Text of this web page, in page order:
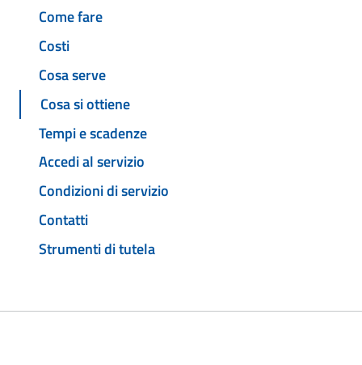
Come fare
Costi
Cosa serve
Cosa si ottiene
Tempi e scadenze
Accedi al servizio
Condizioni di servizio
Contatti
Strumenti di tutela